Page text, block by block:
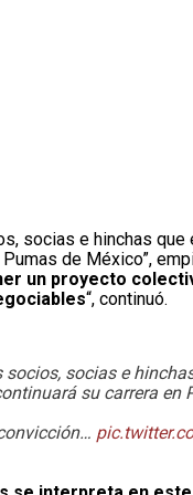
socias e hinchas
de México”,
un proyecto
“, continuó.
socias e
su carrera en